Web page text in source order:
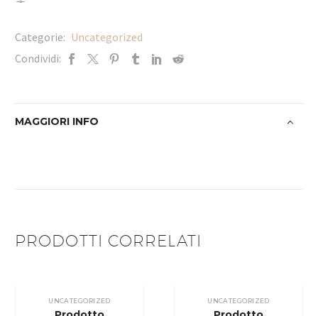
Categorie: Uncategorized
Condividi:
MAGGIORI INFO
PRODOTTI CORRELATI
UNCATEGORIZED UNCATEGORIZED